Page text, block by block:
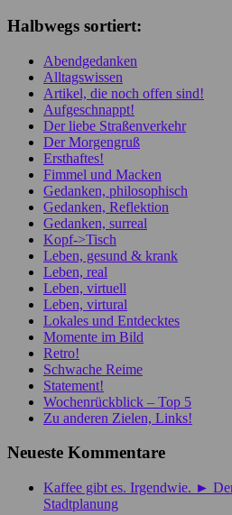
Halbwegs sortiert:
Abendgedanken
Alltagswissen
Artikel, die noch offen sind!
Aufgeschnappt!
Der liebe Straßenverkehr
Der Morgengruß
Ersthaftes!
Fimmel und Macken
Gedanken, philosophisch
Gedanken, Reflektion
Gedanken, surreal
Kopf->Tisch
Leben, gesund & krank
Leben, real
Leben, virtuell
Leben, virtural
Lokales und Entdecktes
Momente im Bild
Retro!
Schwache Reime
Statement!
Wochenrückblick – Top 5
Zu anderen Zielen, Links!
Neueste Kommentare
Kaffee gibt es. Irgendwie. ►
Stadtplanung